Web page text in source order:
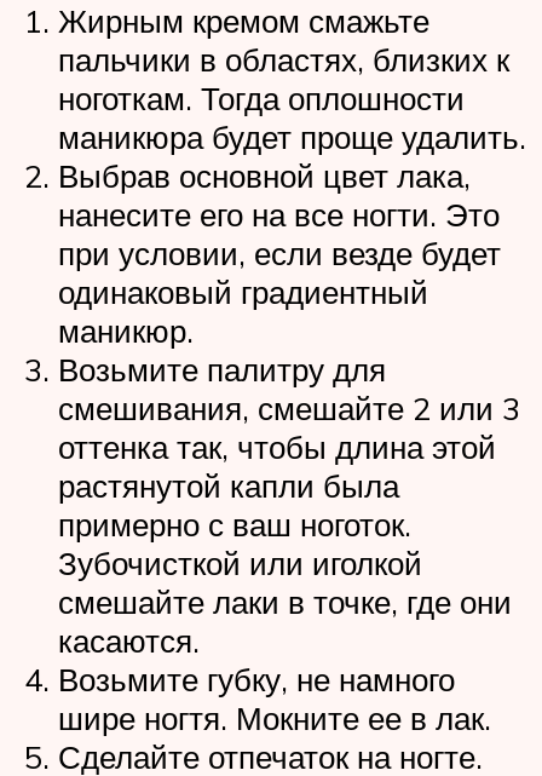
Жирным кремом смажьте
пальчики в областях, близких к
ноготкам. Тогда оплошности
маникюра будет проще удалить.
Выбрав основной цвет лака,
нанесите его на все ногти. Это
при условии, если везде будет
одинаковый градиентный
маникюр.
Возьмите палитру для
смешивания, смешайте 2 или 3
оттенка так, чтобы длина этой
растянутой капли была
примерно с ваш ноготок.
Зубочисткой или иголкой
смешайте лаки в точке, где они
касаются.
Возьмите губку, не намного
шире ногтя. Мокните ее в лак.
Сделайте отпечаток на ногте.